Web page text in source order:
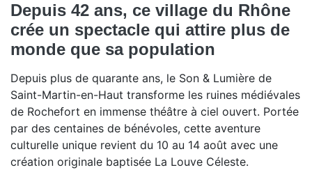
Depuis 42 ans, ce village du Rhône
crée un spectacle qui attire plus de
monde que sa population
Depuis plus de quarante ans, le Son & Lumière de
Saint-Martin-en-Haut transforme les ruines médiévales
de Rochefort en immense théâtre à ciel ouvert. Portée
par des centaines de bénévoles, cette aventure
culturelle unique revient du 10 au 14 août avec une
création originale baptisée La Louve Céleste.